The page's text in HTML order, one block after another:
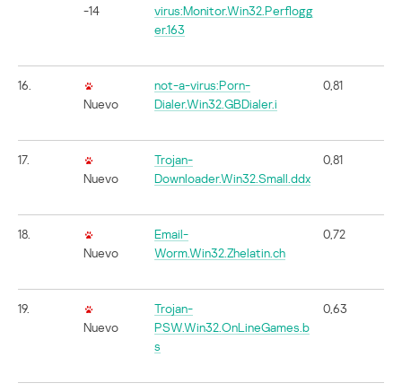
-14
virus:Monitor.Win32.Perflogg
er.163
16.
Nuevo
not-a-virus:Porn-
Dialer.Win32.GBDialer.i
0,81
17.
Nuevo
Trojan-
Downloader.Win32.Small.ddx
0,81
18.
Nuevo
Email-
Worm.Win32.Zhelatin.ch
0,72
19.
Nuevo
Trojan-
PSW.Win32.OnLineGames.b
s
0,63